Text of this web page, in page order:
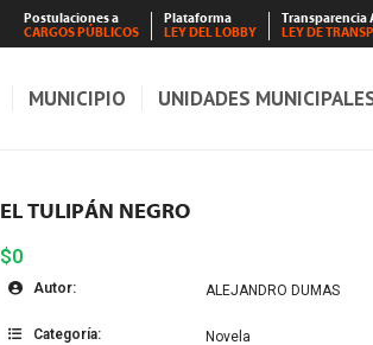
Postulaciones a
CARGOS PÚBLICOS
Plataforma
LEY DEL LOBBY
Transparencia
LEY DE
MUNICIPIO UNIDADES
EL TULIPÁN NEGRO
$0
Autor: ALEJANDRO DUMAS
Categoría: Novela